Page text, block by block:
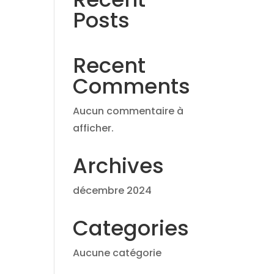
Posts
Recent
Comments
Aucun commentaire à
afficher.
Archives
décembre 2024
Categories
Aucune catégorie